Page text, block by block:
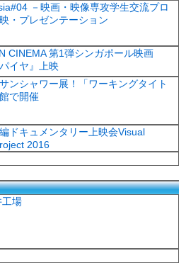
－映画・映像専攻学生交流プロ
・プレゼンテーション
CINEMA 第1弾シンガポール映画
イヤ』上映
ンシャワー展！「ワーキングタイト
で開催
ドキュメンタリー上映会Visual
2016
工場